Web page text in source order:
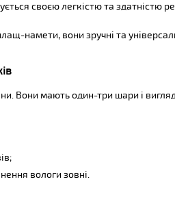
своєю легкістю та здатністю
намети, вони зручні та
Вони мають один-три шари і
вологи зовні.